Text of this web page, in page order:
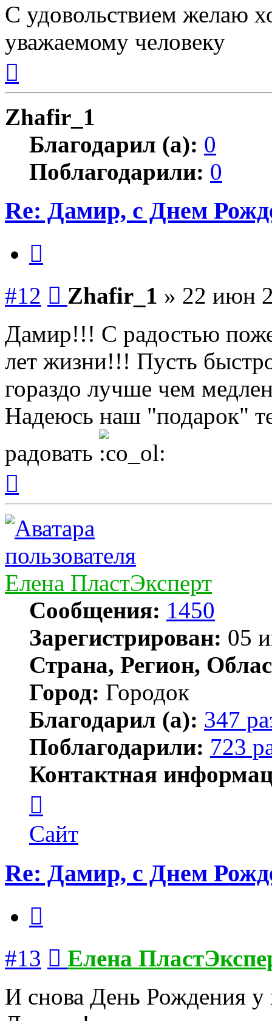
С удовольствием желаю
уважаемому человеку
началу
Zhafir_1
Благодарил (а): 0
Поблагодарили: 0
Re: Дамир, с Днем
#12 Zhafir_1 » 22 июн
Дамир!!! С радостью
лет жизни!!! Пусть
гораздо лучше чем
Надеюсь наш "подарок"
радовать
началу
Елена ПластЭксперт
Сообщения: 1450
Зарегистрирован: 05
Страна, Регион,
Город: Городок
Благодарил (а): 347
Поблагодарили: 723
Контактная
пользователя
Елена
ПластЭксперт
Сайт
Re: Дамир, с Днем
#13
Елена
И снова День Рождения у